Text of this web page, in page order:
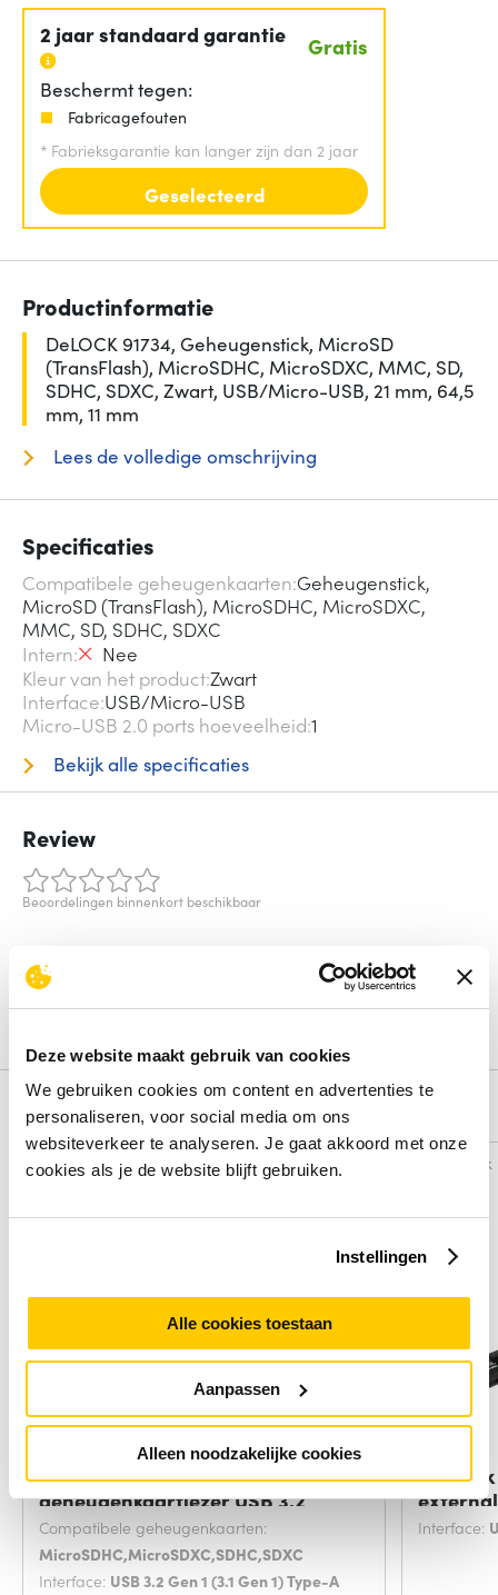
Deze website maakt gebruik van cookies
We gebruiken cookies om content en advertenties te
personaliseren, voor social media om ons
websiteverkeer te analyseren. Je gaat akkoord met onze
cookies als je de website blijft gebruiken.
Instellingen
Alle cookies toestaan
Aanpassen
Alleen noodzakelijke cookies
2 jaar standaard garantie Gratis
Beschermt tegen:
Fabricagefouten
* Fabrieksgarantie kan langer zijn dan 2 jaar
Geselecteerd
Productinformatie
DeLOCK 91734, Geheugenstick, MicroSD
(TransFlash), MicroSDHC, MicroSDXC, MMC, SD,
SDHC, SDXC, Zwart, USB/Micro-USB, 21 mm, 64,5
mm, 11 mm
Lees de volledige omschrijving
Specificaties
Compatibele geheugenkaarten Geheugenstick,
MicroSD (TransFlash), MicroSDHC, MicroSDXC,
MMC, SD, SDHC, SDXC
Intern
Nee
Kleur van het productZwart
Interface USB/Micro-USB
Micro-USB 2.0 ports hoeveelheid 1
Bekijk alle specificaties
Review
Beoordelingen binnenkort beschikbaar
review.
Schrijf een review
Alternatieven
Vergelijk
Transcend RDF5
geheugenkaartlezer USB 3.2
Compatibele geheugenkaarten:
MicroSDHC,MicroSDXC,SDHC,SDXC
Interface: USB 3.2 Gen 1 (3.1 Gen 1) Type-A
Vergelijk
external
Interface: